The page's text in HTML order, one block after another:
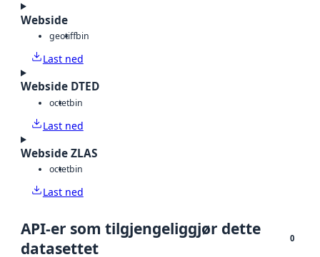
Webside
geotiffbin
Last ned
Webside DTED
octetbin
Last ned
Webside ZLAS
octetbin
Last ned
API-er som tilgjengeliggjør dette
datasettet
0